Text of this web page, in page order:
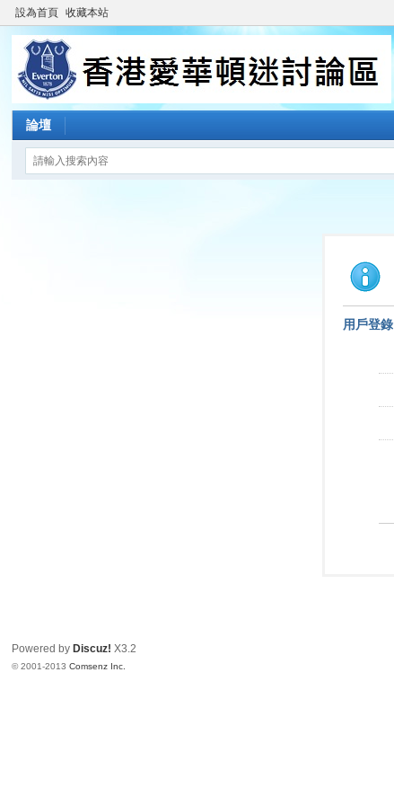
設為首頁 收藏本站
論壇
用戶登錄
Powered by Discuz! X3.2
© 2001-2013Comsenz Inc.